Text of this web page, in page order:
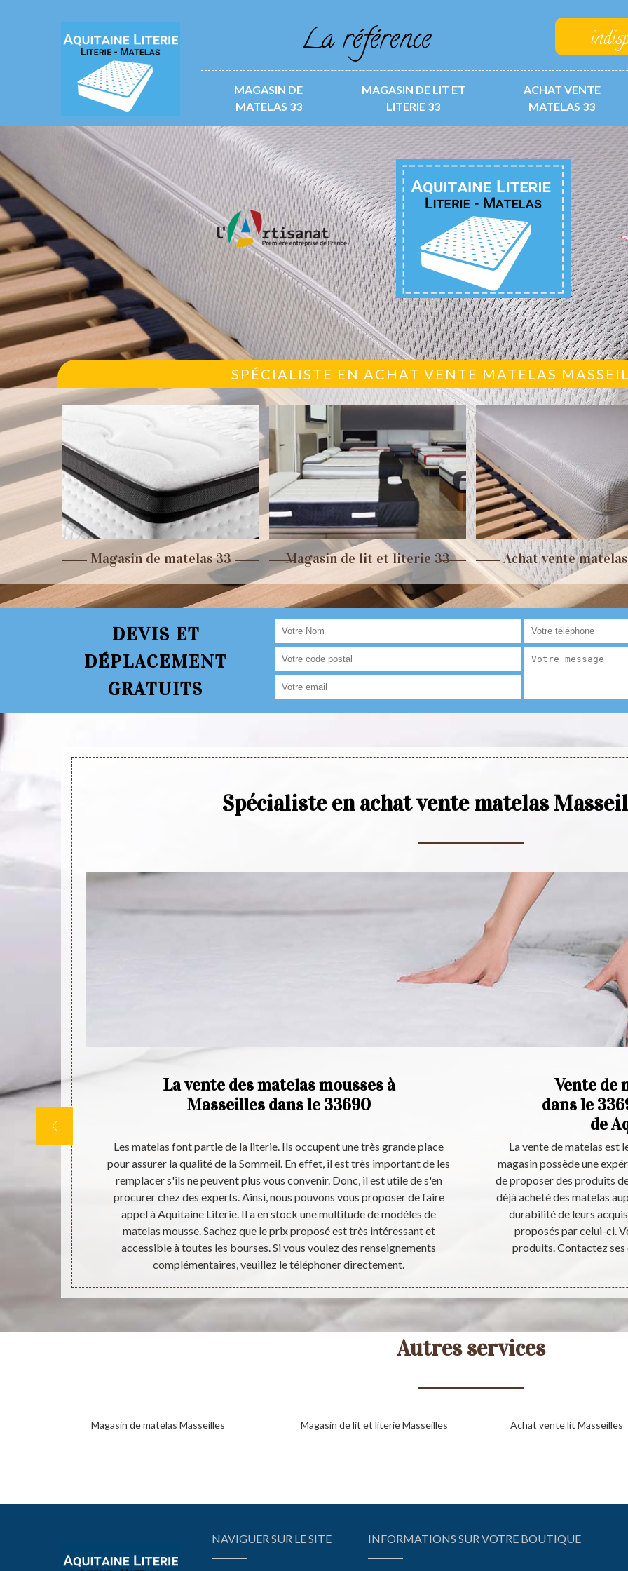
La référence
MAGASIN DE
MATELAS 33
MAGASIN DE LIT ET
LITERIE 33
ACHAT VENTE
MATELAS 33
SPÉCIALISTE EN ACHAT VENTE MATELAS
Magasin de matelas 33 Magasin de lit et literie 33 Achat vente
DEVIS ET
DÉPLACEMENT
GRATUITS
Spécialiste en achat vente matelas
à tenir
La vente des matelas mousses à
Masseilles dans le 33690
Les matelas font partie de la literie. Ils occupent une très grande place
pour assurer la qualité de la Sommeil. En effet, il est très important de les
remplacer s'ils ne peuvent plus vous convenir. Donc, il est utile de s'en
procurer chez des experts. Ainsi, nous pouvons vous proposer de faire
appel à Aquitaine Literie. Il a en stock une multitude de modèles de
matelas mousse. Sachez que le prix proposé est très intéressant et
accessible à toutes les bourses. Si vous voulez des renseignements
complémentaires, veuillez le téléphoner directement.
Vente de
dans le
de
La vente de matelas est
magasin possède une
de proposer des produits
déjà acheté des matelas
durabilité de leurs
proposés par celui-ci.
produits. Contactez ses
Autres services
Magasin de matelas Masseilles Magasin de lit et literie Masseilles Achat vente lit Masseilles
NAVIGUER SUR LE SITE INFORMATIONS SUR VOTRE BOUTIQUE